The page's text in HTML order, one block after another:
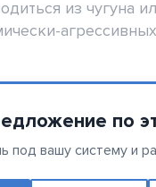
из чугуна
по
вашу систему и